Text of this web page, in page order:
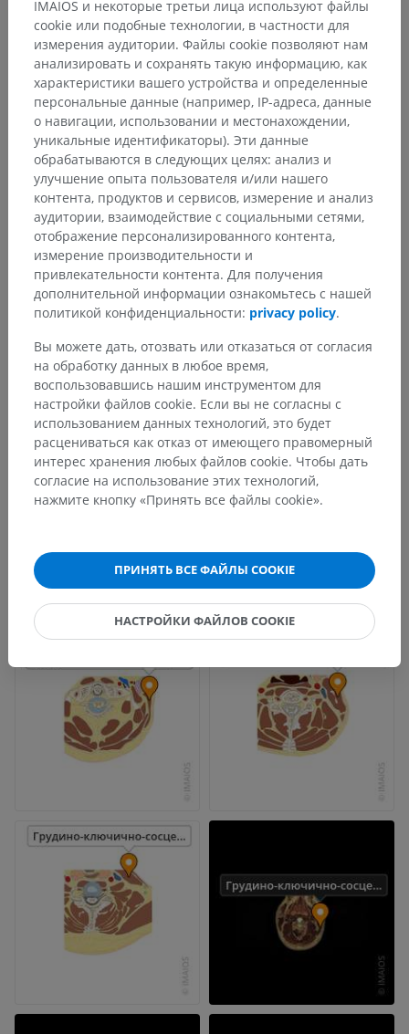
IMAIOS и некоторые третьи лица используют файлы
cookie или подобные технологии, в частности для
измерения аудитории. Файлы cookie позволяют нам
анализировать и сохранять такую информацию, как
характеристики вашего устройства и определенные
персональные данные (например, IP-адреса, данные
о навигации, использовании и местонахождении,
уникальные идентификаторы). Эти данные
обрабатываются в следующих целях: анализ и
улучшение опыта пользователя и/или нашего
контента, продуктов и сервисов, измерение и анализ
аудитории, взаимодействие с социальными сетями,
отображение персонализированного контента,
измерение производительности и
привлекательности контента. Для получения
дополнительной информации ознакомьтесь с нашей
политикой конфиденциальности: privacy policy.
Вы можете дать, отозвать или отказаться от согласия
на обработку данных в любое время,
воспользовавшись нашим инструментом для
настройки файлов cookie. Если вы не согласны с
использованием данных технологий, это будет
расцениваться как отказ от имеющего правомерный
интерес хранения любых файлов cookie. Чтобы дать
согласие на использование этих технологий,
нажмите кнопку «Принять все файлы cookie».
ПРИНЯТЬ ВСЕ ФАЙЛЫ COOKIE
НАСТРОЙКИ ФАЙЛОВ COOKIE